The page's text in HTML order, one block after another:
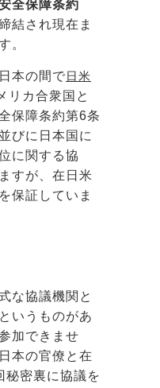
全保障条約
結され現在ま
。
本の間で日米
リカ合衆国と
保障条約第6条
びに日本国に
に関する協
すが、在日米
保証していま
な協議機関と
いうものがあ
加できませ
本の官僚と在
秘密裏に協議を